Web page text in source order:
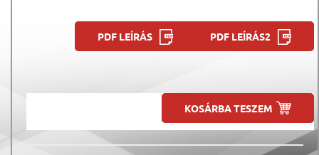
PDF LEÍRÁS PDF LEÍRÁS2
KOSÁRBA TESZEM